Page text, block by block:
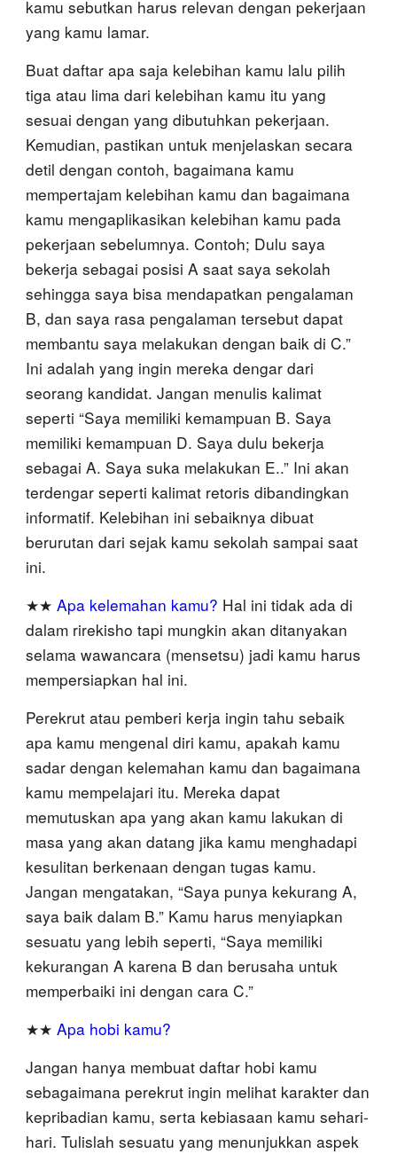
kamu sebutkan harus relevan dengan pekerjaan
yang kamu lamar.
Buat daftar apa saja kelebihan kamu lalu pilih
tiga atau lima dari kelebihan kamu itu yang
sesuai dengan yang dibutuhkan pekerjaan.
Kemudian, pastikan untuk menjelaskan secara
detil dengan contoh, bagaimana kamu
mempertajam kelebihan kamu dan bagaimana
kamu mengaplikasikan kelebihan kamu pada
pekerjaan sebelumnya. Contoh; Dulu saya
bekerja sebagai posisi A saat saya sekolah
sehingga saya bisa mendapatkan pengalaman
B, dan saya rasa pengalaman tersebut dapat
membantu saya melakukan dengan baik di C.”
Ini adalah yang ingin mereka dengar dari
seorang kandidat. Jangan menulis kalimat
seperti “Saya memiliki kemampuan B. Saya
memiliki kemampuan D. Saya dulu bekerja
sebagai A. Saya suka melakukan E..” Ini akan
terdengar seperti kalimat retoris dibandingkan
informatif. Kelebihan ini sebaiknya dibuat
berurutan dari sejak kamu sekolah sampai saat
ini.
★★Apa kelemahan kamu? Hal ini tidak ada di
dalam rirekisho tapi mungkin akan ditanyakan
selama wawancara (mensetsu) jadi kamu harus
mempersiapkan hal ini.
Perekrut atau pemberi kerja ingin tahu sebaik
apa kamu mengenal diri kamu, apakah kamu
sadar dengan kelemahan kamu dan bagaimana
kamu mempelajari itu. Mereka dapat
memutuskan apa yang akan kamu lakukan di
masa yang akan datang jika kamu menghadapi
kesulitan berkenaan dengan tugas kamu.
Jangan mengatakan, “Saya punya kekurang A,
saya baik dalam B.” Kamu harus menyiapkan
sesuatu yang lebih seperti, “Saya memiliki
kekurangan A karena B dan berusaha untuk
memperbaiki ini dengan cara C.”
★★Apa hobi kamu?
Jangan hanya membuat daftar hobi kamu
sebagaimana perekrut ingin melihat karakter dan
kepribadian kamu, serta kebiasaan kamu sehari-
hari. Tulislah sesuatu yang menunjukkan aspek